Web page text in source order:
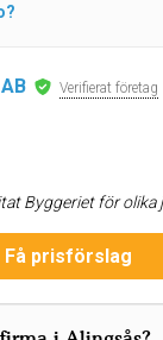
Verifierat företag
olika jobb både inomhus och utomhus och vi är
Få prisförslag